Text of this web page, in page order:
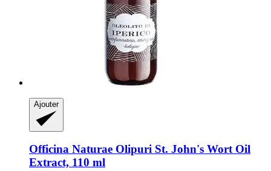
Ajouter
Officina Naturae Olipuri St. John's Wort Oil
Extract, 110 ml